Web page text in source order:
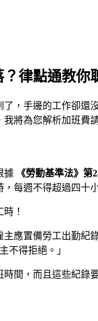
律點通教你
，手邊的工作卻還
將為您解析加班費
據 《勞動基準法》第
每週不得超過四十
！
主應置備勞工出勤紀
不得拒絕。」
間，而且這些紀錄